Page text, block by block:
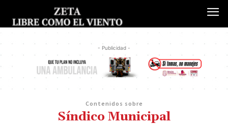
- Publicidad -
Contenidos sobre
Síndico Municipal